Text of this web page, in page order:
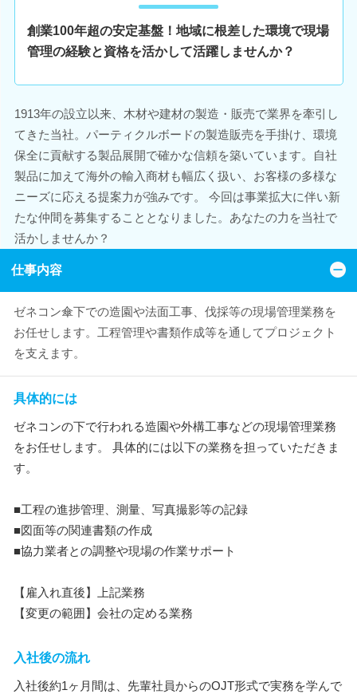
創業100年超の安定基盤！地域に根差した環境で現場
管理の経験と資格を活かして活躍しませんか？
1913年の設立以来、木材や建材の製造・販売で業界を牽引し
てきた当社。パーティクルボードの製造販売を手掛け、環境
保全に貢献する製品展開で確かな信頼を築いています。自社
製品に加えて海外の輸入商材も幅広く扱い、お客様の多様な
ニーズに応える提案力が強みです。 今回は事業拡大に伴い新
たな仲間を募集することとなりました。あなたの力を当社で
活かしませんか？
仕事内容
ゼネコン傘下での造園や法面工事、伐採等の現場管理業務を
お任せします。工程管理や書類作成等を通してプロジェクト
を支えます。
具体的には
ゼネコンの下で行われる造園や外構工事などの現場管理業務
をお任せします。 具体的には以下の業務を担っていただきま
す。
■工程の進捗管理、測量、写真撮影等の記録
■図面等の関連書類の作成
■協力業者との調整や現場の作業サポート
【雇入れ直後】上記業務
【変更の範囲】会社の定める業務
入社後の流れ
入社後約1ヶ月間は、先輩社員からのOJT形式で実務を学んで